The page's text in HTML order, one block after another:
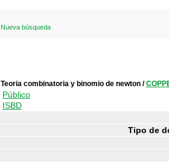
Nueva búsqueda
Teoria combinatoria y binomio de newton /
Público
ISBD
Tipo de